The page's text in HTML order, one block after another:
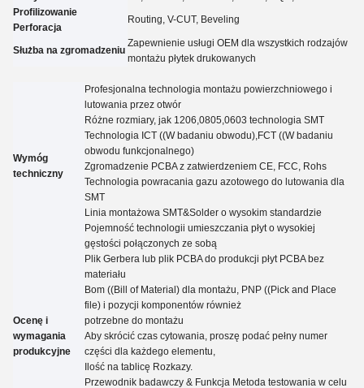
Profilizowanie
Perforacja
Routing, V-CUT, Beveling
Służba na zgromadzeniu
Zapewnienie usługi OEM dla wszystkich rodzajów
montażu płytek drukowanych
Wymóg
techniczny
Profesjonalna technologia montażu powierzchniowego i
lutowania przez otwór
Różne rozmiary, jak 1206,0805,0603 technologia SMT
Technologia ICT ((W badaniu obwodu),FCT ((W badaniu
obwodu funkcjonalnego)
Zgromadzenie PCBA z zatwierdzeniem CE, FCC, Rohs
Technologia powracania gazu azotowego do lutowania dla
SMT
Linia montażowa SMT&Solder o wysokim standardzie
Pojemność technologii umieszczania płyt o wysokiej
gęstości połączonych ze sobą
Ocenę i
wymagania
produkcyjne
Plik Gerbera lub plik PCBA do produkcji płyt PCBA bez
materiału
Bom ((Bill of Material) dla montażu, PNP ((Pick and Place
file) i pozycji komponentów również
potrzebne do montażu
Aby skrócić czas cytowania, proszę podać pełny numer
części dla każdego elementu,
Ilość na tablicę Rozkazy.
Przewodnik badawczy & Funkcja Metoda testowania w celu